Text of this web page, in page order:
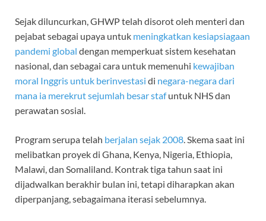
Sejak diluncurkan, GHWP telah disorot oleh menteri dan
pejabat sebagai upaya untuk meningkatkan kesiapsiagaan
pandemi global dengan memperkuat sistem kesehatan
nasional, dan sebagai cara untuk memenuhi kewajiban
moral Inggris untuk berinvestasi di negara-negara dari
mana ia merekrut sejumlah besar stafuntuk NHS dan
perawatan sosial.
Program serupa telah berjalan sejak 2008 . Skema saat ini
melibatkan proyek di Ghana, Kenya, Nigeria, Ethiopia,
Malawi, dan Somaliland. Kontrak tiga tahun saat ini
dijadwalkan berakhir bulan ini, tetapi diharapkan akan
diperpanjang, sebagaimana iterasi sebelumnya.